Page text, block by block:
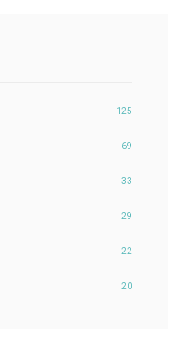
125
69
33
29
22
20